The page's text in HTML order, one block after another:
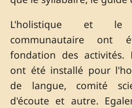
L'holistique et le
communautaire ont
fondation des activités.
ont été installé pour
de langue, comité
d'écoute et autre.